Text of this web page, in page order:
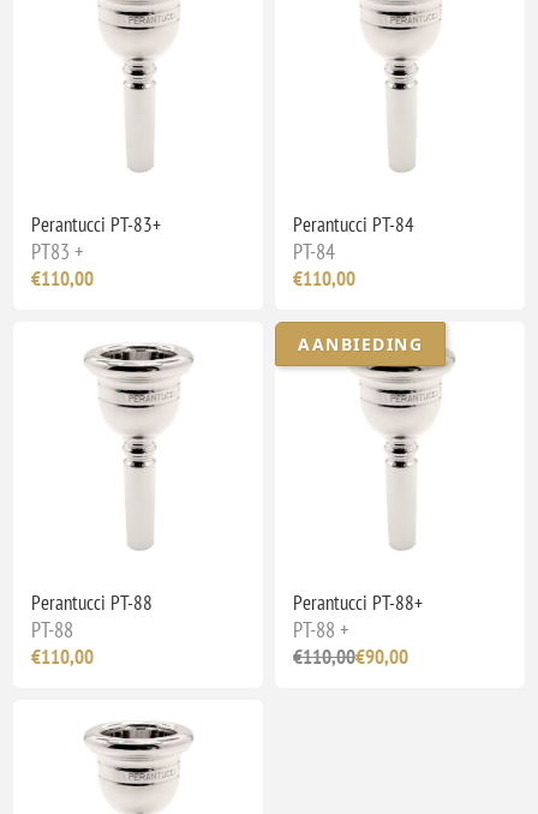
Perantucci PT-83+
PT83 +
€110,00
Perantucci PT-84
PT-84
€110,00
Perantucci PT-88
PT-88
€110,00
AANBIEDING
Perantucci PT-88+
PT-88 +
€110,00€90,00